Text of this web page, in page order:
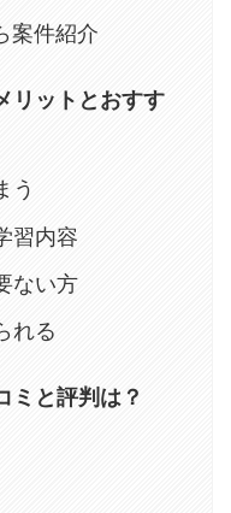
案件紹介
リットとおすす
う
習内容
ない方
れる
ミと評判は？